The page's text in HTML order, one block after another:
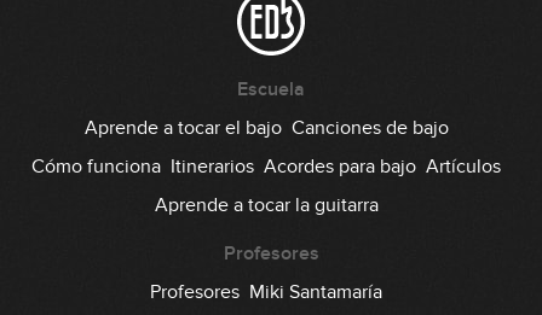
Escuela
Aprende a tocar el bajo Canciones de bajo
Cómo funciona Itinerarios Acordes para bajo Artículos
Aprende a tocar la guitarra
Profesores
Profesores Miki Santamaría